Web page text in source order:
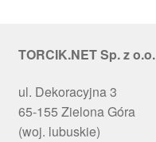
TORCIK.NET Sp. z o.o.
ul. Dekoracyjna 3
65-155 Zielona Góra
(woj. lubuskie)